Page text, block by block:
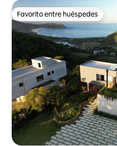
Favorito entre huéspedes
Favorito entre huéspedes